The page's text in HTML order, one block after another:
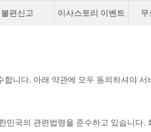
불편신고 이사스토리 이벤트 무
니다. 아래 약관에 모두 동의하셔야
국의 관련법령을 준수하고 있습니다.